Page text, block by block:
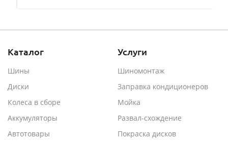
Каталог
Шины
Диски
Колеса в сборе
Аккумуляторы
Автотовары
Услуги
Шиномонтаж
Заправка кондиционеров
Мойка
Развал-схождение
Покраска дисков